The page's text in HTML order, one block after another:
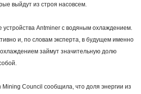
выйдут из строя насовсем.
Antminer с водяным охлаждением.
и, по словам эксперта, в будущем именно
займут значительную долю
Council сообщила, что доля энергии из